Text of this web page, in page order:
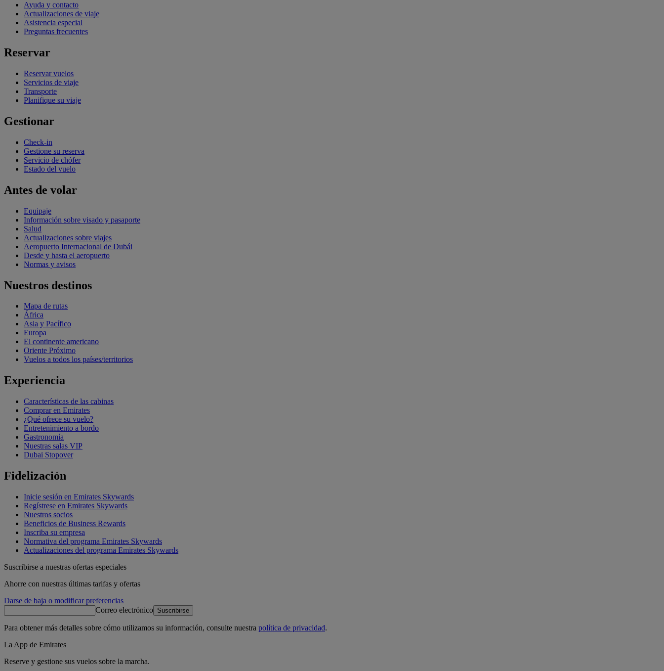
Ayuda y contacto
Actualizaciones de viaje
Asistencia especial
Preguntas frecuentes
Reservar
Reservar vuelos
Servicios de viaje
Transporte
Planifique su viaje
Gestionar
Check-in
Gestione su reserva
Servicio de chófer
Estado del vuelo
Antes de volar
Equipaje
Información sobre visado y pasaporte
Salud
Actualizaciones sobre viajes
Aeropuerto Internacional de Dubái
Desde y hasta el aeropuerto
Normas y avisos
Nuestros destinos
Mapa de rutas
África
Asia y Pacífico
Europa
El continente americano
Oriente Próximo
Vuelos a todos los países/territorios
Experiencia
Características de las cabinas
Comprar en Emirates
¿Qué ofrece su vuelo?
Entretenimiento a bordo
Gastronomía
Nuestras salas VIP
Dubai Stopover
Fidelización
Inicie sesión en Emirates Skywards
Regístrese en Emirates Skywards
Nuestros socios
Beneficios de Business Rewards
Inscriba su empresa
Normativa del programa Emirates Skywards
Actualizaciones del programa Emirates Skywards
Suscribirse a nuestras ofertas especiales
Ahorre con nuestras últimas tarifas y ofertas
Darse de baja o modificar preferencias
Correo electrónico Suscribirse
Para obtener más detalles sobre cómo utilizamos su información, consulte nuestra política de privacidad.
La App de Emirates
Reserve y gestione sus vuelos sobre la marcha.